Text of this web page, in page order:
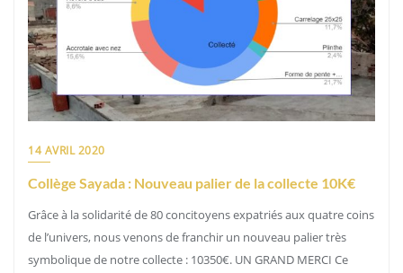
14 AVRIL 2020
Collège Sayada : Nouveau palier de la collecte 10K€
Grâce à la solidarité de 80 concitoyens expatriés aux quatre coins
de l’univers, nous venons de franchir un nouveau palier très
symbolique de notre collecte : 10350€. UN GRAND MERCI Ce